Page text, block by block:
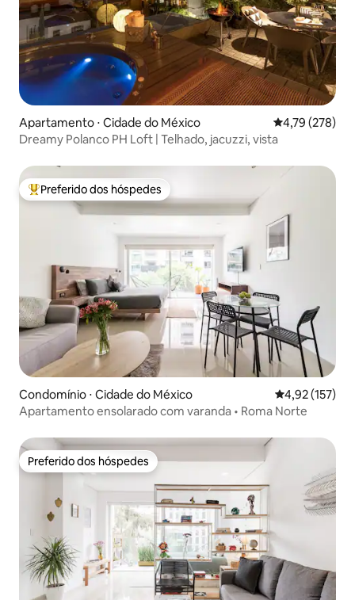
Apartamento ⋅ Cidade do México 4,79 de uma
4,79 (278)
Dreamy Polanco PH Loft | Telhado, jacuzzi, vista
Entre os melhores preferidos dos hóspedes
Preferido dos hóspedes
Condomínio ⋅ Cidade do México 4,92 de uma
4,92 (157)
Apartamento ensolarado com varanda • Roma Norte
Preferido dos hóspedes
Preferido dos hóspedes